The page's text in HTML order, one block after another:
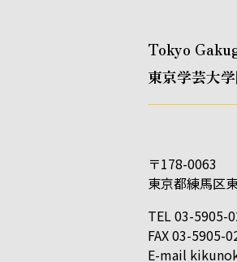
Tokyo
東京学芸大
〒178-0063
東京都練馬区
TEL 03-5905-
FAX 03-5905-
E-mail